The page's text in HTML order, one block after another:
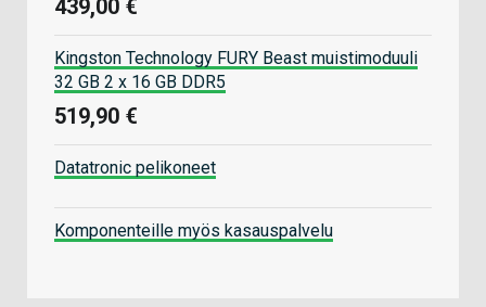
439,00 €
Kingston Technology FURY Beast muistimoduuli
32 GB 2 x 16 GB DDR5
519,90 €
Datatronic pelikoneet
Komponenteille myös kasauspalvelu